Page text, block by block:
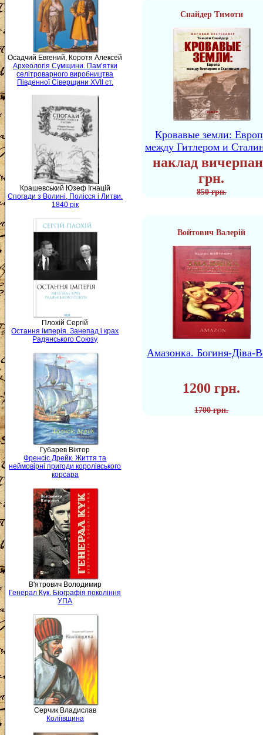
Осадчий Евгений, Коротя Алексей
Археологія Сумщини. Пам’ятки
селітроварного виробництва
Південної Сіверщини XVII ст.
Крашевський Юзеф Ігнацій
Спогади з Волині, Полісся і Литви.
1840 рік
Плохій Сергій
Остання імперія. Занепад і крах
Радянського Союзу
Губарев Віктор
Френсіс Дрейк. Життя та
неймовірні пригоди королівського
корсара
В'ятрович Володимир
Генерал Кук. Біографія покоління
УПА
Серчик Владислав
Коліївщина
Снайдер Тимоти
Кровавые земли:
между Гитлером и
наклад
грн.
850 грн.
Войтович Валерій
Амазонка. Богиня-Діва-
1200 грн.
1700 грн.